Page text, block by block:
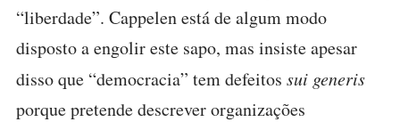
“liberdade”. Cappelen está de algum modo
disposto a engolir este sapo, mas insiste apesar
disso que “democracia” tem defeitos sui generis
porque pretende descrever organizações